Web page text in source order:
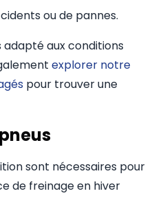
ou de pannes.
adapté aux conditions
explorer notre
pour trouver une
sont nécessaires pour
de freinage en hiver